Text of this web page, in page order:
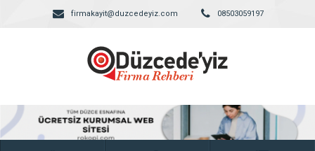
firmakayit@duzcedeyiz.com 08503059197